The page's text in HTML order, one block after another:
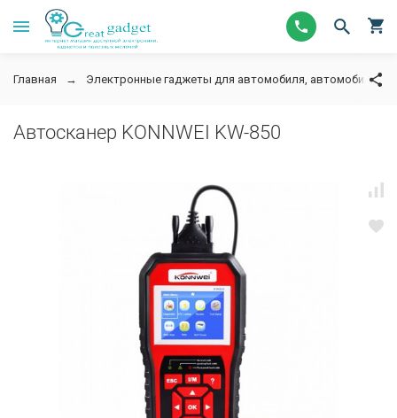
Главная Электронные гаджеты для автомобиля,
Автосканер KONNWEI KW-850